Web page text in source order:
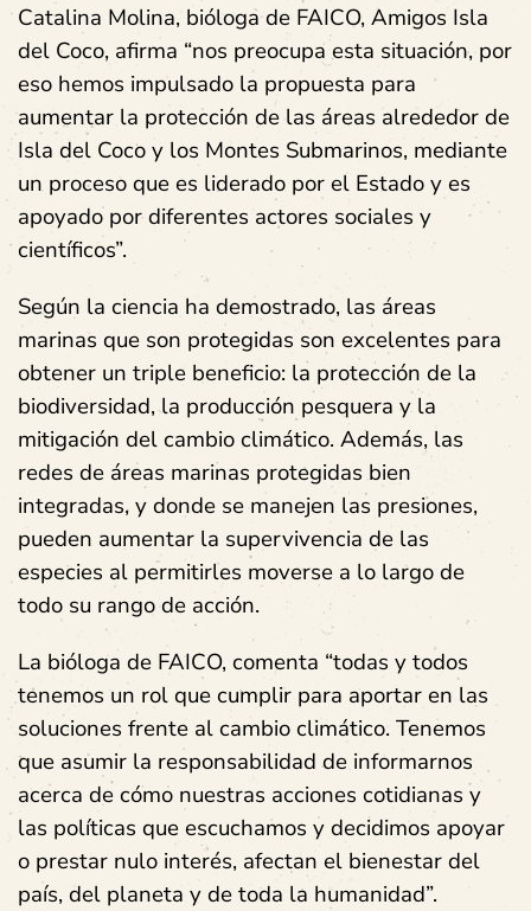
Catalina Molina, bióloga de FAICO, Amigos Isla
del Coco, afirma “nos preocupa esta situación, por
eso hemos impulsado la propuesta para
aumentar la protección de las áreas alrededor de
Isla del Coco y los Montes Submarinos, mediante
un proceso que es liderado por el Estado y es
apoyado por diferentes actores sociales y
científicos”.
Según la ciencia ha demostrado, las áreas
marinas que son protegidas son excelentes para
obtener un triple beneficio: la protección de la
biodiversidad, la producción pesquera y la
mitigación del cambio climático. Además, las
redes de áreas marinas protegidas bien
integradas, y donde se manejen las presiones,
pueden aumentar la supervivencia de las
especies al permitirles moverse a lo largo de
todo su rango de acción.
La bióloga de FAICO, comenta “todas y todos
tenemos un rol que cumplir para aportar en las
soluciones frente al cambio climático. Tenemos
que asumir la responsabilidad de informarnos
acerca de cómo nuestras acciones cotidianas y
las políticas que escuchamos y decidimos apoyar
o prestar nulo interés, afectan el bienestar del
país, del planeta y de toda la humanidad”.